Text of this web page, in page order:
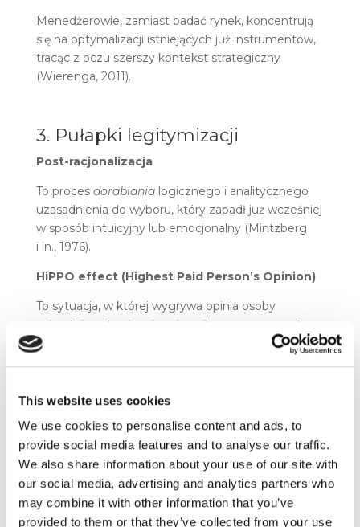
This website uses cookies
We use cookies to personalise content and ads, to
provide social media features and to analyse our traffic.
We also share information about your use of our site with
our social media, advertising and analytics partners who
may combine it with other information that you’ve
provided to them or that they’ve collected from your use
Menedżerowie, zamiast badać rynek, koncentrują
się na optymalizacji istniejących już instrumentów,
tracąc z oczu szerszy kontekst strategiczny
(Wierenga, 2011).
3. Pułapki legitymizacji
Post-racjonalizacja
To proces dorabianialogicznego i analitycznego
uzasadnienia do wyboru, który zapadł już wcześniej
w sposób intuicyjny lub emocjonalny (Mintzberg
i in., 1976).
HiPPO effect (Highest Paid Person’s Opinion)
To sytuacja, w której wygrywa opinia osoby
najwyżej postawionej, a nie najlepszy argument.
W marketingu często nie musi przyjmować formy